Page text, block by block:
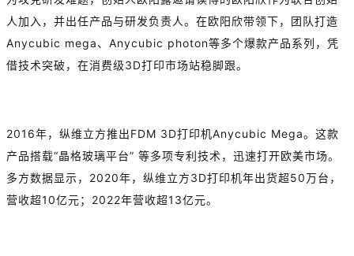
人加入，并出任产品与研发负责人。在欧阳欣带领下，团队打造
Anycubic mega、Anycubic photon等多个爆款产品系列，凭
借技术突破，在消费级3D打印市场站稳脚跟。
2016年，纵维立方推出FDM 3D打印机Anycubic Mega。这款
产品搭载“晶格玻璃平台” 等多项专利技术，迅速打开欧美市场。
多方数据显示，2020年，纵维立方3D打印机年出货超50万台，
营收超10亿元；2022年营收超13亿元。